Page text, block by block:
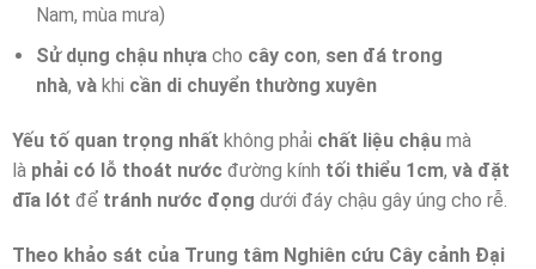
Nam, mùa mưa)
Sử dụng chậu nhựa cho cây con, sen đá trong
nhà, và khi cần di chuyển thường xuyên
Yếu tố quan trọng nhất không phải chất liệu chậu mà
là phải có lỗ thoát nước đường kính tối thiểu 1cm, và đặt
đĩa lót để tránh nước đọng dưới đáy chậu gây úng cho rễ.
Theo khảo sát của Trung tâm Nghiên cứu Cây cảnh Đại